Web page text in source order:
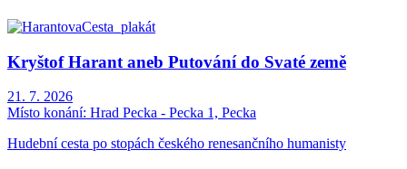
Kryštof Harant aneb Putování do Svaté země
21. 7. 2026
Místo konání: Hrad Pecka - Pecka 1, Pecka
Hudební cesta po stopách českého renesančního humanisty